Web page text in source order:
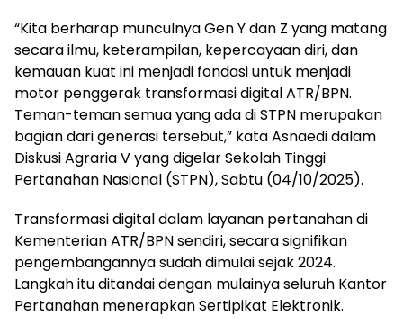
“Kita berharap munculnya Gen Y dan Z yang matang
secara ilmu, keterampilan, kepercayaan diri, dan
kemauan kuat ini menjadi fondasi untuk menjadi
motor penggerak transformasi digital ATR/BPN.
Teman-teman semua yang ada di STPN merupakan
bagian dari generasi tersebut,” kata Asnaedi dalam
Diskusi Agraria V yang digelar Sekolah Tinggi
Pertanahan Nasional (STPN), Sabtu (04/10/2025).
Transformasi digital dalam layanan pertanahan di
Kementerian ATR/BPN sendiri, secara signifikan
pengembangannya sudah dimulai sejak 2024.
Langkah itu ditandai dengan mulainya seluruh Kantor
Pertanahan menerapkan Sertipikat Elektronik.